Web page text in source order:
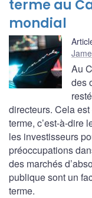
terme au
mondial
Au
des
directeurs. Cela
terme, c’est-à-dire
les investisseurs
préoccupations
des marchés
publique sont un
terme.